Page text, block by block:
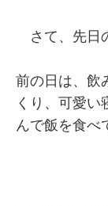
さて、先日
前の日は、飲
くり、可愛い
んで飯を食べ